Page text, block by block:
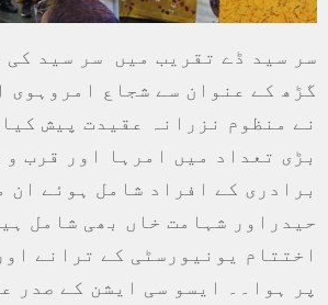
سر سید ڈے تقریب میں سر سید کی
گڑھ کے عنوان سے شجاع امروہوی
نے منظوم نزرانہ عقیدت پیش
بڑی تعداد میں امرہا اور قرب
برادری کے افراد شامل ہوئے ان
حیدراور شہامت خاں بھی شامل
اختتام یونیورسٹی کے ترانے
پر ہوا۔۔ ایسو سی ایشن کے صدر